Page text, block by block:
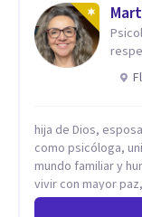
hija de Dios,
como psicóloga,
mundo familiar y
vivir con mayor
profundamente